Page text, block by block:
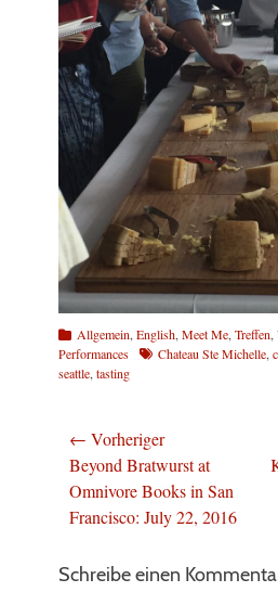
Kategorien
Allgemein English Meet Me Treffen
Performances
Schlagworte
Chateau Ste Michelle
seattle tasting
Beitragsnavigation
← Vorheriger
Vorheriger
Beitrag:
Beyond Bratwurst at
Omnivore Books in San
Francisco: July 22, 2016
Schreibe einen